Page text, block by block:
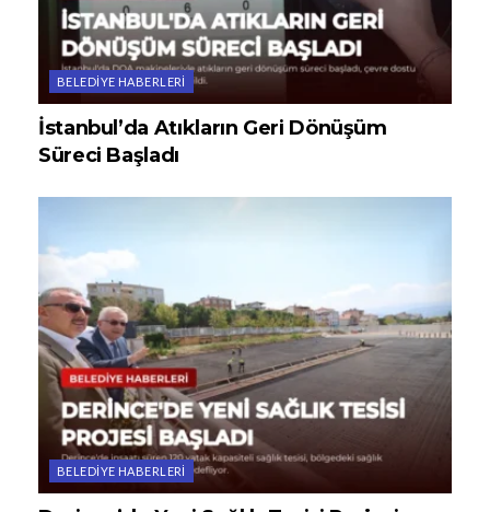
BELEDIYE HABERLERI
İstanbul’da Atıkların Geri Dönüşüm
Süreci Başladı
BELEDIYE HABERLERI